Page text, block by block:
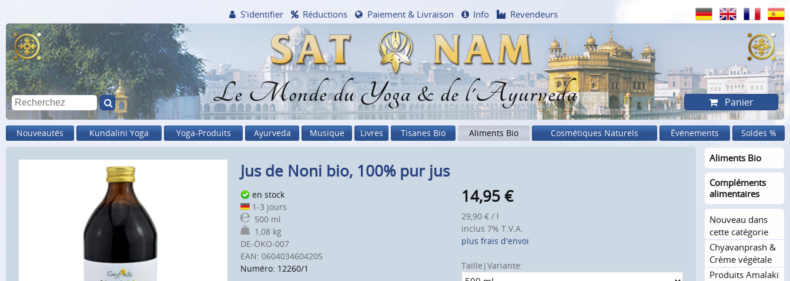
Le Monde du Yoga & de l'Ayurveda
S'identifier Réductions Paiement & Livraison Info Revendeurs
Panier
Nouveautés Kundalini Yoga Yoga-Produits Ayurveda Musique Livres Tisanes Bio Aliments Bio Cosmétiques Naturels Événements Soldes %
Jus de Noni bio, 100% pur jus
en stock
1-3 jours
500 ml
1,08 kg
DE-ÖKO-007
EAN: 0604034604205
Numéro: 12260/1
14,95€
29,90 € / l
inclus 7% T.V.A.
plus frais d'envoi
Taille|Variante:
Aliments Bio
Compléments
alimentaires
Nouveau dans
cette catégorie
Chyavanprash &
Crème végétale
Produits Amalaki